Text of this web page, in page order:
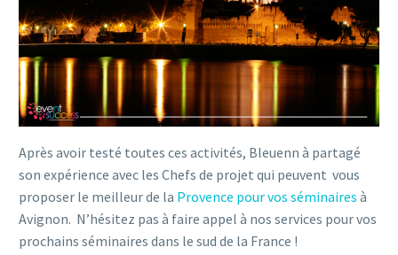
Après avoir testé toutes ces activités, Bleuenn à partagé
son expérience avec les Chefs de projet qui peuvent vous
proposer le meilleur de la Provence pour vos séminaires à
Avignon. N’hésitez pas à faire appel à nos services pour vos
prochains séminaires dans le sud de la France !